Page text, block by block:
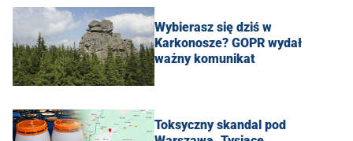
Wybierasz się dziś w
Karkonosze? GOPR wydał
ważny komunikat
Toksyczny skandal pod